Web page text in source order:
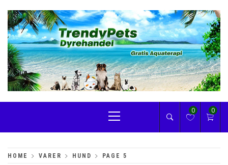
content
TRENDYPETS
Menu
0 0
HOME VARER HUND PAGE 5